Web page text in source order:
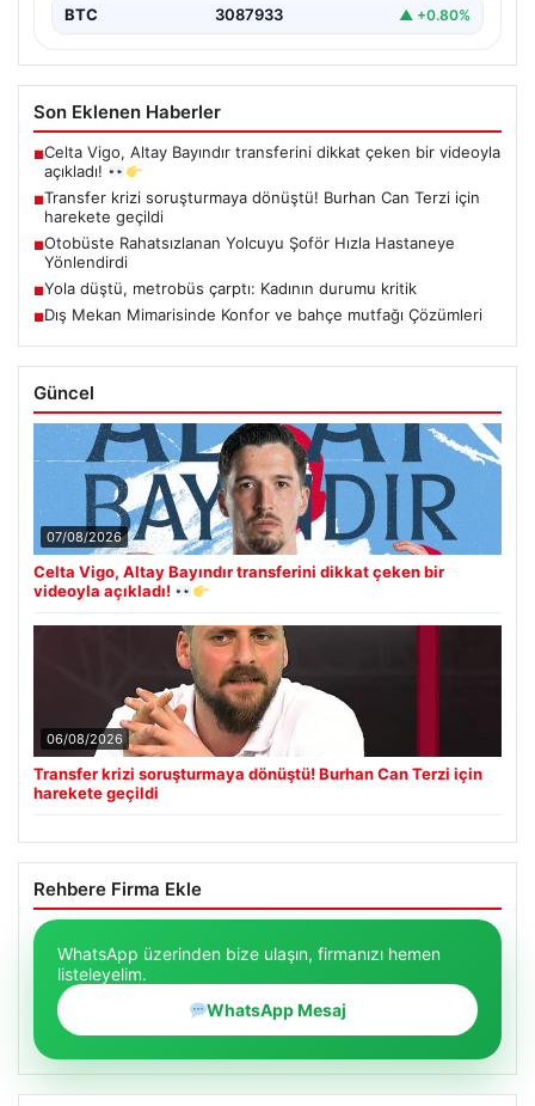
BTC 3087933 ▲ +0.80%
Son Eklenen Haberler
■Celta Vigo, Altay Bayındır transferini dikkat çeken bir videoyla
açıkladı!
■Transfer krizi soruşturmaya dönüştü! Burhan Can Terzi için
harekete geçildi
■Otobüste Rahatsızlanan Yolcuyu Şoför Hızla Hastaneye
Yönlendirdi
■Yola düştü, metrobüs çarptı: Kadının durumu kritik
■Dış Mekan Mimarisinde Konfor ve bahçe mutfağı Çözümleri
Güncel
07/08/2026
Celta Vigo, Altay Bayındır transferini dikkat çeken bir
videoyla açıkladı!
06/08/2026
Transfer krizi soruşturmaya dönüştü! Burhan Can Terzi için
harekete geçildi
Rehbere Firma Ekle
WhatsApp üzerinden bize ulaşın, firmanızı hemen
listeleyelim.
WhatsApp Mesaj